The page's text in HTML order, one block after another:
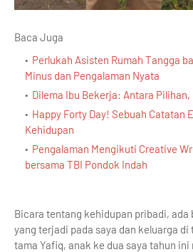
Baca Juga
Perlukah Asisten Rumah Tangga
Minus dan Pengalaman Nyata
Dilema Ibu Bekerja: Antara
Happy Forty Day! Sebuah Catatan
Kehidupan
Pengalaman Mengikuti Creative
bersama TBI Pondok Indah
Bicara tentang kehidupan pribadi, ada
yang terjadi pada saya dan keluarga
tama Yafiq, anak ke dua saya tahun ini